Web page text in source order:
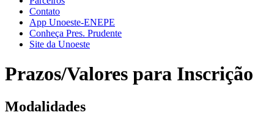
Contato
App Unoeste-ENEPE
Conheça Pres. Prudente
Site da Unoeste
Prazos/Valores para Inscrição
Modalidades